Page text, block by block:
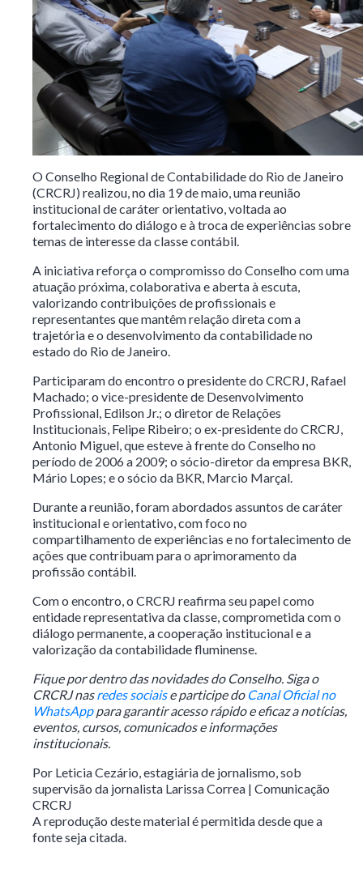
O Conselho Regional de Contabilidade do Rio de Janeiro
(CRCRJ) realizou, no dia 19 de maio, uma reunião
institucional de caráter orientativo, voltada ao
fortalecimento do diálogo e à troca de experiências sobre
temas de interesse da classe contábil.
A iniciativa reforça o compromisso do Conselho com uma
atuação próxima, colaborativa e aberta à escuta,
valorizando contribuições de profissionais e
representantes que mantêm relação direta com a
trajetória e o desenvolvimento da contabilidade no
estado do Rio de Janeiro.
Participaram do encontro o presidente do CRCRJ, Rafael
Machado; o vice-presidente de Desenvolvimento
Profissional, Edilson Jr.; o diretor de Relações
Institucionais, Felipe Ribeiro; o ex-presidente do CRCRJ,
Antonio Miguel, que esteve à frente do Conselho no
período de 2006 a 2009; o sócio-diretor da empresa BKR,
Mário Lopes; e o sócio da BKR, Marcio Marçal.
Durante a reunião, foram abordados assuntos de caráter
institucional e orientativo, com foco no
compartilhamento de experiências e no fortalecimento de
ações que contribuam para o aprimoramento da
profissão contábil.
Com o encontro, o CRCRJ reafirma seu papel como
entidade representativa da classe, comprometida com o
diálogo permanente, a cooperação institucional e a
valorização da contabilidade fluminense.
Fique por dentro das novidades do Conselho. Siga o
CRCRJ nasredes sociaise participe do Canal Oficial no
WhatsApppara garantir acesso rápido e eficaz a notícias,
eventos, cursos, comunicados e informações
institucionais.
Por Leticia Cezário, estagiária de jornalismo, sob
supervisão da jornalista Larissa Correa | Comunicação
CRCRJ
A reprodução deste material é permitida desde que a
fonte seja citada.